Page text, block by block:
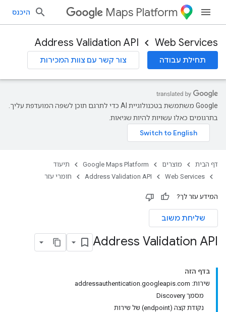
Maps Platform היכנס
Web Services
Address Validation API
תחילת עבודה צור קשר עם צוות המכירות
‫Google משתמשת בטכנולוגיית AI כדי לתרגם תוכן לשפה המועדפת עליך.
בתרגומים כאלו עשויות להיות שגיאות.
דף הבית מוצרים Google Maps Platform
תיעוד
Web Services
Address Validation API חומרי עזר
המידע עזר לך?
שליחת משוב
Address Validation API
בדף הזה
שירות: addressauthentication.googleapis.com
מסמך Discovery
נקודת קצה (endpoint) של שירות